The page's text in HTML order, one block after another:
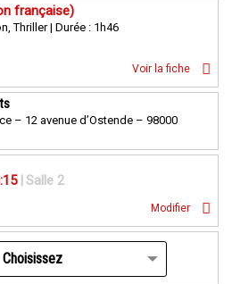
française)
Thriller | Durée : 1h46
Voir la fiche
– 12 avenue d’Ostende – 98000
Salle 2
Modifier